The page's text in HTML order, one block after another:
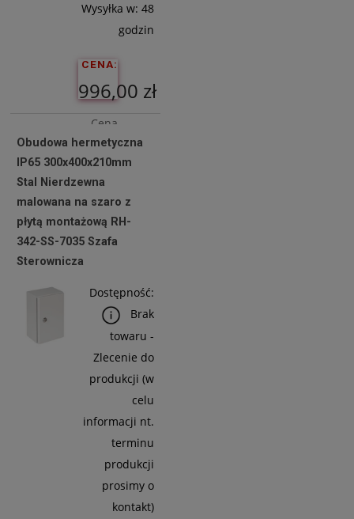
Wysyłka w: 48
godzin
CENA:
996,00 zł
Cena
netto:
809,76 zł
Koszyka
Obudowa hermetyczna
IP65 300x400x210mm
Stal Nierdzewna
malowana na szaro z
płytą montażową RH-
342-SS-7035 Szafa
Sterownicza
Dostępność:
Brak
towaru -
Zlecenie do
produkcji (w
celu
informacji nt.
terminu
produkcji
prosimy o
kontakt)